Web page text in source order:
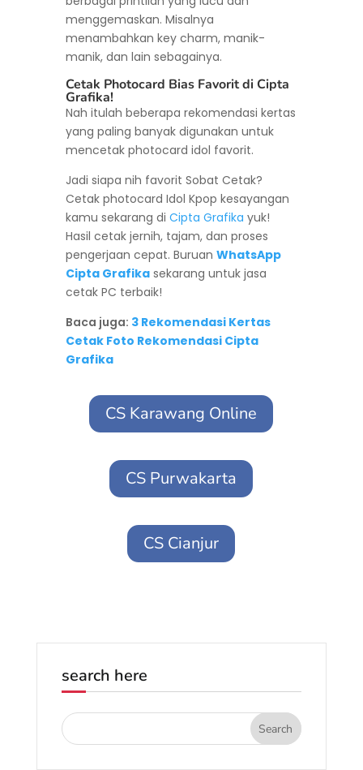
menggemaskan. Misalnya
menambahkan key charm, manik-
manik, dan lain sebagainya.
Cetak Photocard Bias Favorit di Cipta
Grafika!
Nah itulah beberapa rekomendasi kertas
yang paling banyak digunakan untuk
mencetak photocard idol favorit.
Jadi siapa nih favorit Sobat Cetak?
Cetak photocard Idol Kpop kesayangan
kamu sekarang di Cipta Grafika yuk!
Hasil cetak jernih, tajam, dan proses
pengerjaan cepat. Buruan WhatsApp
Cipta Grafikasekarang untuk jasa
cetak PC terbaik!
Baca juga: 3 Rekomendasi Kertas
Cetak Foto Rekomendasi Cipta
Grafika
CS Karawang Online
CS Purwakarta
CS Cianjur
search here